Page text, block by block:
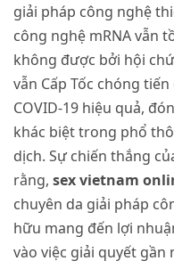
giải pháp công nghệ
công nghệ mRNA vẫn
không được bởi hội
vẫn Cấp Tốc chóng
COVID-19 hiệu quả,
khác biệt trong phổ
dịch. Sự chiến thắng
rằng, sex vietnam
chuyên da giải pháp
hữu mang đến lợi
vào việc giải quyết